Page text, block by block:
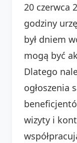
20 czerwca
godziny
był dniem
mogą być
Dlatego
ogłoszenia
wizyty i